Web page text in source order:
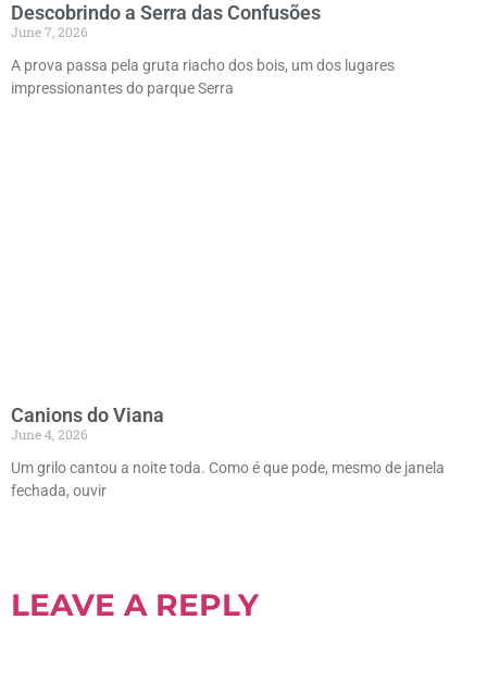
Descobrindo a Serra das Confusões
June 7, 2026
A prova passa pela gruta riacho dos bois, um dos lugares
impressionantes do parque Serra
Canions do Viana
June 4, 2026
Um grilo cantou a noite toda. Como é que pode, mesmo de janela
fechada, ouvir
LEAVE A REPLY